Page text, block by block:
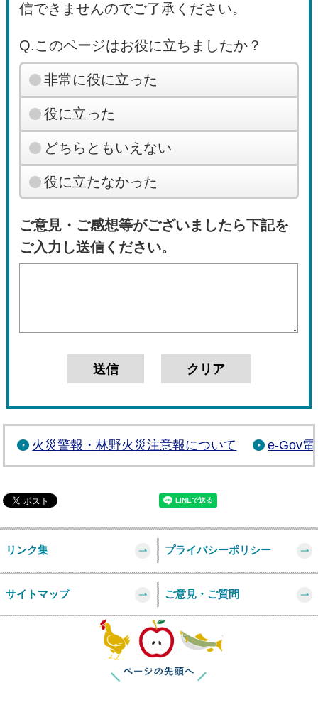
信できませんのでご了承ください。
Q.このページはお役に立ちましたか？
非常に役に立った
役に立った
どちらともいえない
役に立たなかった
ご意見・ご感想等がございましたら下記を
ご入力し送信ください。
火災警報・林野火災注意報について e-Gov
リンク集 プライバシーポリシー
サイトマップ ご意見・ご質問